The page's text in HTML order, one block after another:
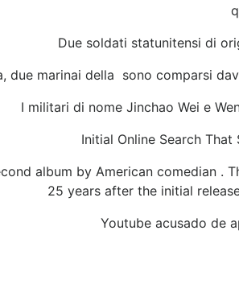
Due soldati statunitensi di
due marinai della sono comparsi
I militari di nome Jinchao Wei e
Initial Online Search That
album by American comedian .
25 years after the initial
Youtube acusado de